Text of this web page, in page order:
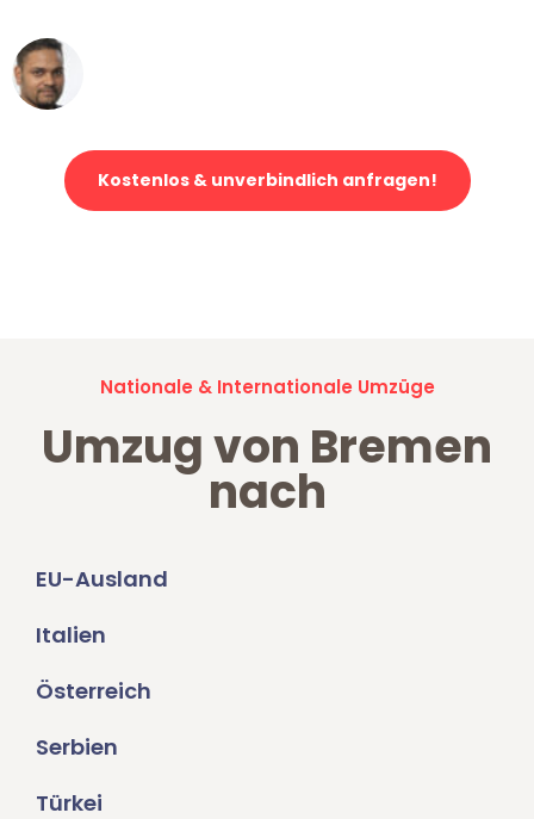
Kostenlos & unverbindlich anfragen!
Nationale & Internationale Umzüge
Umzug von Bremen
nach
EU-Ausland
Italien
Österreich
Serbien
Türkei